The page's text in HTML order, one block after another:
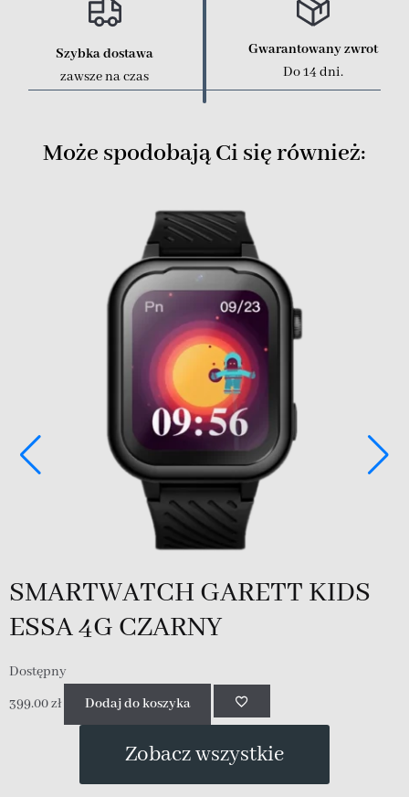
Szybka dostawa
zawsze na czas
Gwarantowany zwrot
Do 14 dni.
Może spodobają Ci się również:
SMARTWATCH GARETT KIDS
ESSA 4G CZARNY
Dostępny
399.00zł Dodaj do koszyka
Zobacz wszystkie